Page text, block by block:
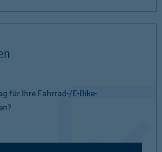
für Ihre Fahrrad-/E-Bike-